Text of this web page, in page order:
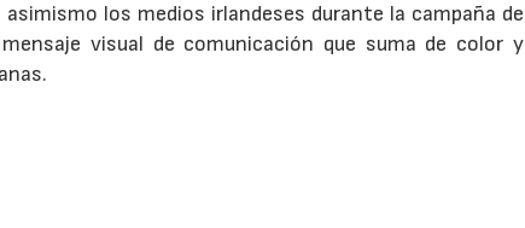
los medios irlandeses durante la campaña de
visual de comunicación que suma de color y